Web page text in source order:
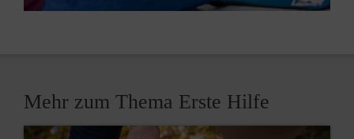
Mehr zum Thema Erste Hilfe